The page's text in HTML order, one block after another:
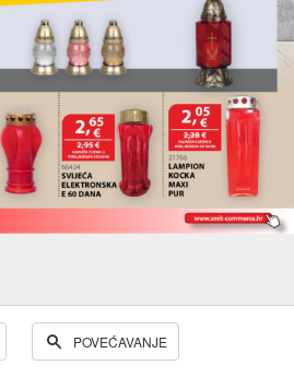
POVEĆAVANJE